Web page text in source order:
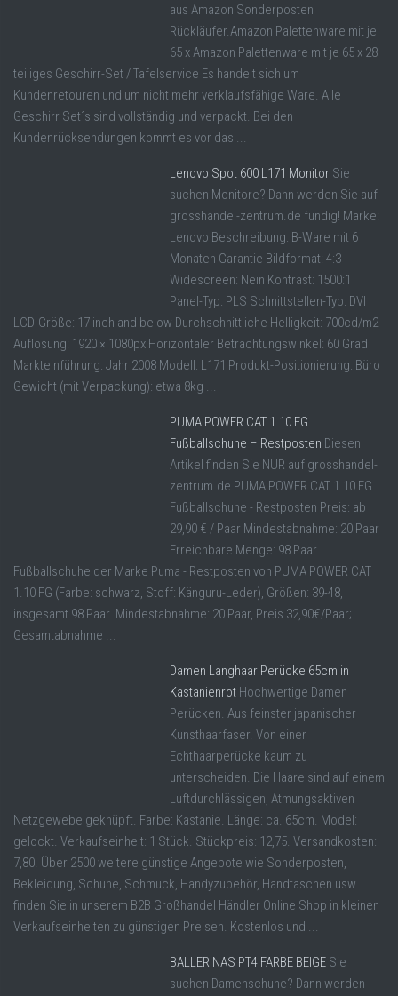
aus Amazon Sonderposten
Rückläufer.Amazon Palettenware mit je
65 x Amazon Palettenware mit je 65 x 28
teiliges Geschirr-Set / Tafelservice Es handelt sich um
Kundenretouren und um nicht mehr verklaufsfähige Ware. Alle
Geschirr Set´s sind vollständig und verpackt. Bei den
Kundenrücksendungen kommt es vor das ...
Lenovo Spot 600 L171 Monitor Sie
suchen Monitore? Dann werden Sie auf
grosshandel-zentrum.de fündig! Marke:
Lenovo Beschreibung: B-Ware mit 6
Monaten Garantie Bildformat: 4:3
Widescreen: Nein Kontrast: 1500:1
Panel-Typ: PLS Schnittstellen-Typ: DVI
LCD-Größe: 17 inch and below Durchschnittliche Helligkeit: 700cd/m2
Auflösung: 1920 × 1080px Horizontaler Betrachtungswinkel: 60 Grad
Markteinführung: Jahr 2008 Modell: L171 Produkt-Positionierung: Büro
Gewicht (mit Verpackung): etwa 8kg ...
PUMA POWER CAT 1.10 FG
Fußballschuhe – Restposten Diesen
Artikel finden Sie NUR auf grosshandel-
zentrum.de PUMA POWER CAT 1.10 FG
Fußballschuhe - Restposten Preis: ab
29,90 € / Paar Mindestabnahme: 20 Paar
Erreichbare Menge: 98 Paar
Fußballschuhe der Marke Puma - Restposten von PUMA POWER CAT
1.10 FG (Farbe: schwarz, Stoff: Känguru-Leder), Größen: 39-48,
insgesamt 98 Paar. Mindestabnahme: 20 Paar, Preis 32,90€/Paar;
Gesamtabnahme ...
Damen Langhaar Perücke 65cm in
Kastanienrot Hochwertige Damen
Perücken. Aus feinster japanischer
Kunsthaarfaser. Von einer
Echthaarperücke kaum zu
unterscheiden. Die Haare sind auf einem
Luftdurchlässigen, Atmungsaktiven
Netzgewebe geknüpft. Farbe: Kastanie. Länge: ca. 65cm. Model:
gelockt. Verkaufseinheit: 1 Stück. Stückpreis: 12,75. Versandkosten:
7,80. Über 2500 weitere günstige Angebote wie Sonderposten,
Bekleidung, Schuhe, Schmuck, Handyzubehör, Handtaschen usw.
finden Sie in unserem B2B Großhandel Händler Online Shop in kleinen
Verkaufseinheiten zu günstigen Preisen. Kostenlos und ...
BALLERINAS PT4 FARBE BEIGE Sie
suchen Damenschuhe? Dann werden